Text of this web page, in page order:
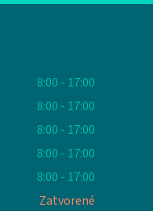
8:00 - 17:00
8:00 - 17:00
8:00 - 17:00
8:00 - 17:00
8:00 - 17:00
Zatvorené